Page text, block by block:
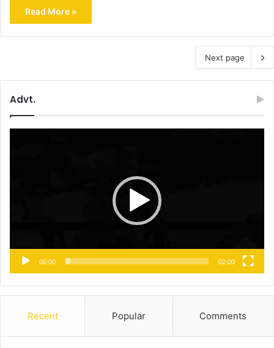
Read More »
Next page
Advt.
00:00 02:00
Recent Popular Comments